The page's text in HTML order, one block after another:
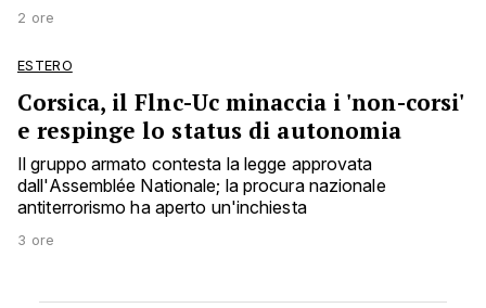
2 ore
ESTERO
Corsica, il Flnc-Uc minaccia i 'non-corsi'
e respinge lo status di autonomia
Il gruppo armato contesta la legge approvata
dall'Assemblée Nationale; la procura nazionale
antiterrorismo ha aperto un'inchiesta
3 ore